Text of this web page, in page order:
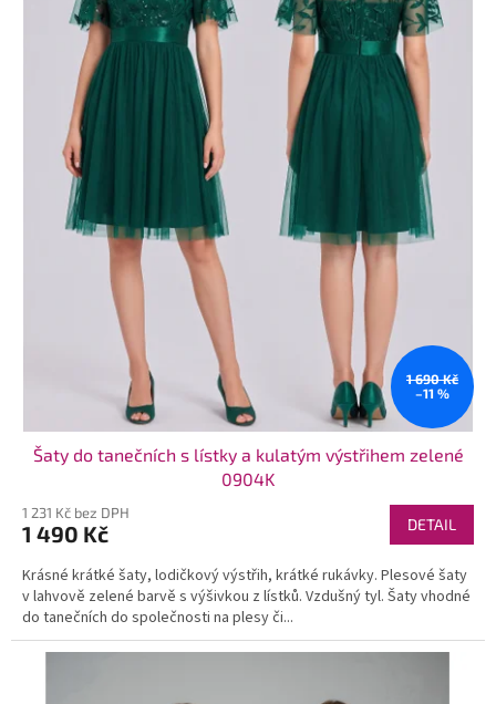
1 690 Kč
–11 %
Šaty do tanečních s lístky a kulatým výstřihem zelené
0904K
1 231 Kč bez DPH
1 490 Kč DETAIL
Krásné krátké šaty, lodičkový výstřih, krátké rukávky. Plesové šaty
v lahvově zelené barvě s výšivkou z lístků. Vzdušný tyl. Šaty vhodné
do tanečních do společnosti na plesy či...